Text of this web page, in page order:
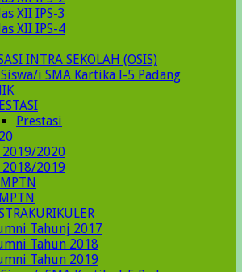
XII IPS-3
XII IPS-4
INTRA SEKOLAH (OSIS)
i SMA Kartika I-5 Padang
Prestasi
2019/2020
2018/2019
Tahunj 2017
Tahun 2018
Tahun 2019